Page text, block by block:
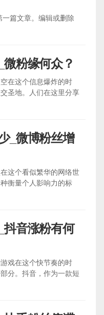
篇文章。编辑或删除
粉缘何众？
在这个信息爆炸的时
圣地。人们在这里分享
_微博粉丝增
这个看似繁华的网络世
衡量个人影响力的标
抖音涨粉有何
戏在这个快节奏的时
分。抖音，作为一款短